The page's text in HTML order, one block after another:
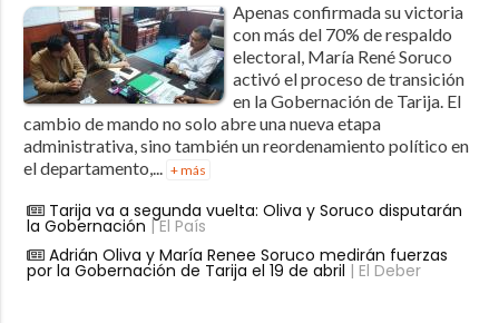
Apenas confirmada su victoria
con más del 70% de respaldo
electoral, María René Soruco
activó el proceso de transición
en la Gobernación de Tarija. El
cambio de mando no solo abre una nueva etapa
administrativa, sino también un reordenamiento político en
el departamento,... + más
Tarija va a segunda vuelta: Oliva y Soruco disputarán
la Gobernación | El País
Adrián Oliva y María Renee Soruco medirán fuerzas
por la Gobernación de Tarija el 19 de abril | El Deber